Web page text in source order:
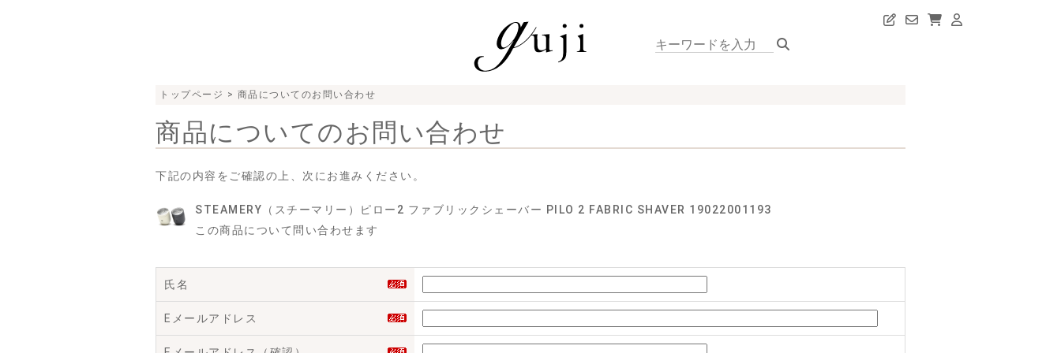
トップページ > 商品についてのお問い合わせ
商品についてのお問い合わせ
下記の内容をご確認の上、次にお進みください。
STEAMERY（スチーマリー）ピロー2 ファブリックシェーバー PILO 2 FABRIC SHAVER 19022001193
この商品について問い合わせます
氏名
Eメールアドレス